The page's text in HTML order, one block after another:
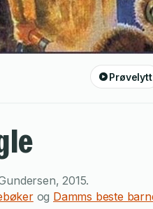
Prøvelytt
,2015.
og Damms beste